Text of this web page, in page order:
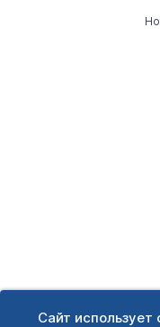
Сайт